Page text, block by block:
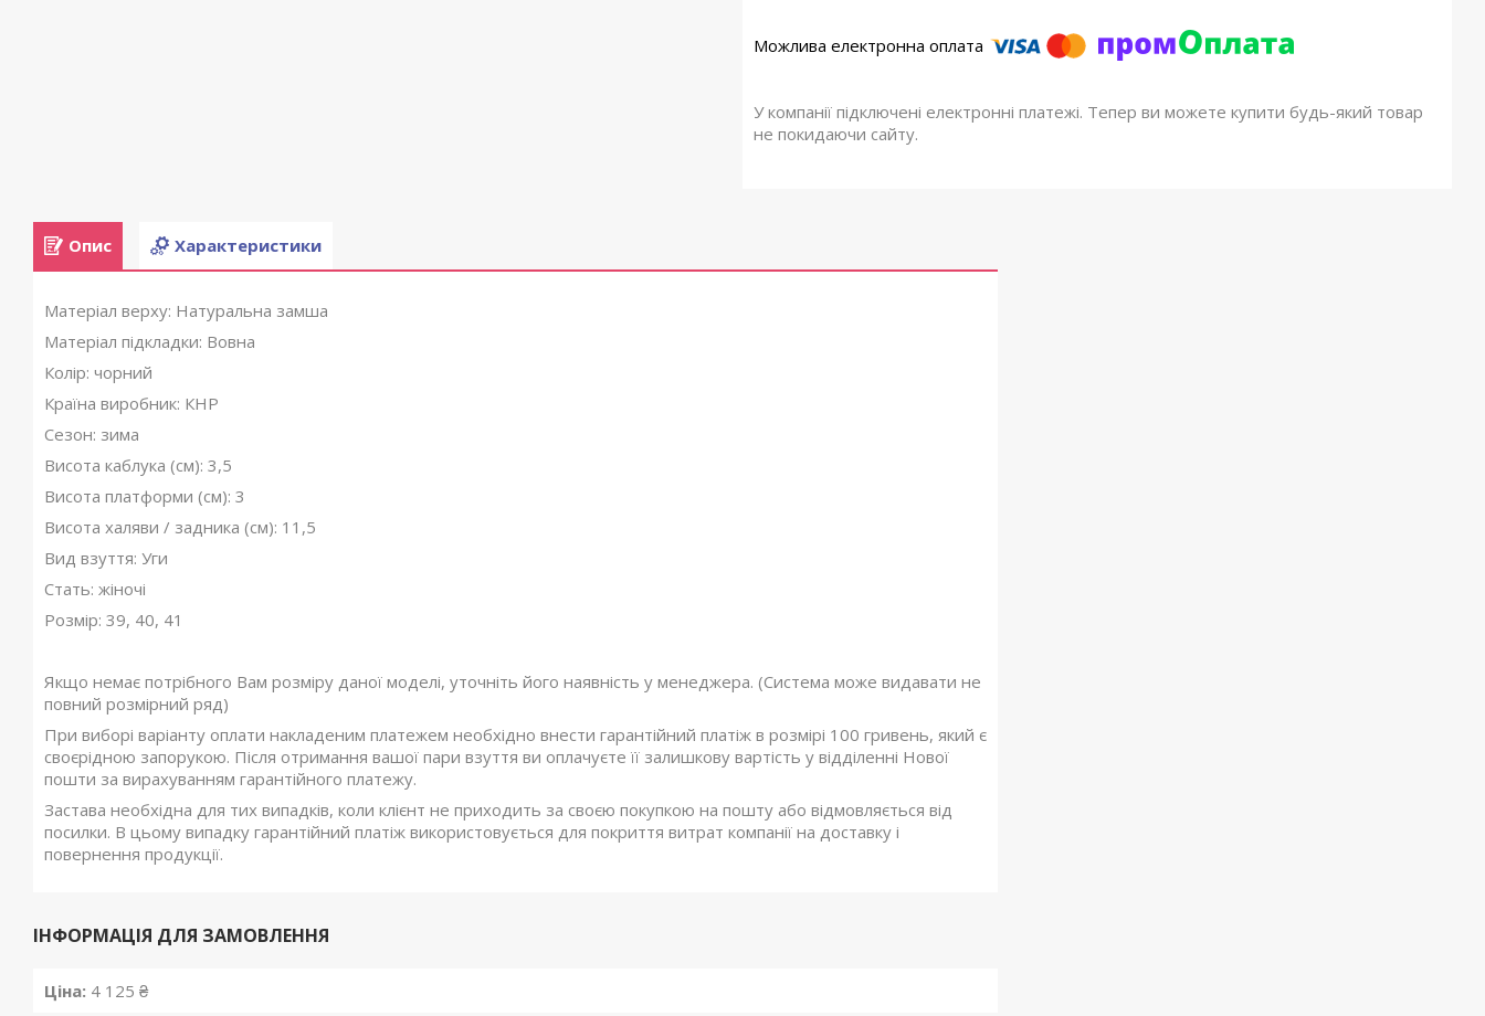
У компанії підключені електронні платежі. Тепер ви можете купити будь-який товар
не покидаючи сайту.
Опис Характеристики
Матеріал верху: Натуральна замша
Матеріал підкладки: Вовна
Колір: чорний
Країна виробник: КНР
Сезон: зима
Висота каблука (см): 3,5
Висота платформи (см): 3
Висота халяви / задника (см): 11,5
Вид взуття: Уги
Стать: жіночі
Розмір: 39, 40, 41
Якщо немає потрібного Вам розміру даної моделі, уточніть його наявність у менеджера. (Система може видавати не
повний розмірний ряд)
При виборі варіанту оплати накладеним платежем необхідно внести гарантійний платіж в розмірі 100 гривень, який є
своєрідною запорукою. Після отримання вашої пари взуття ви оплачуєте її залишкову вартість у відділенні Нової
пошти за вирахуванням гарантійного платежу.
Застава необхідна для тих випадків, коли клієнт не приходить за своєю покупкою на пошту або відмовляється від
посилки. В цьому випадку гарантійний платіж використовується для покриття витрат компанії на доставку і
повернення продукції.
ІНФОРМАЦІЯ ДЛЯ ЗАМОВЛЕННЯ
Ціна: 4 125 ₴